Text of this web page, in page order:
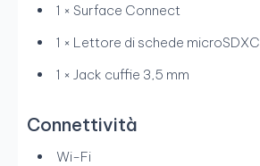
1 × Surface Connect
1 × Lettore di schede microSDXC
1 × Jack cuffie 3,5 mm
Connettività
Wi-Fi